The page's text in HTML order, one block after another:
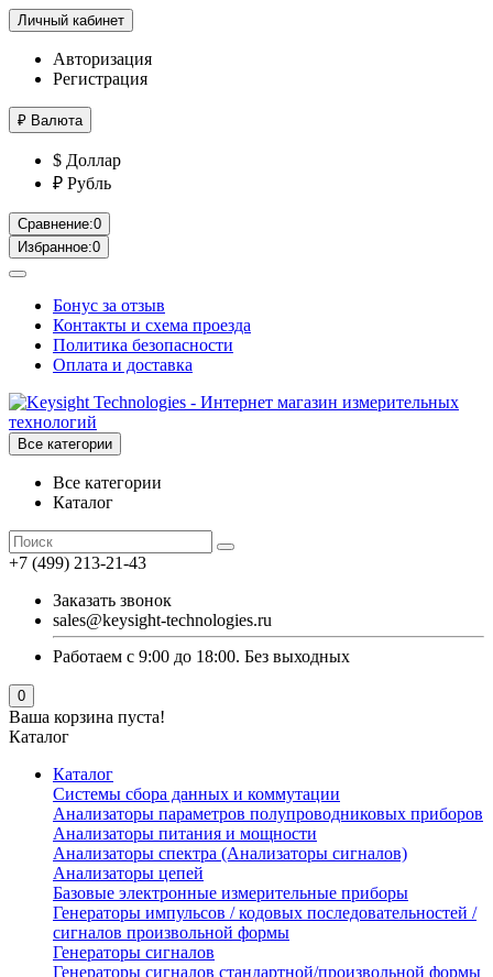
Личный кабинет
Авторизация
Регистрация
₽ Валюта
$ Доллар
₽ Рубль
Сравнение:0
Избранное:0
Бонус за отзыв
Контакты и схема проезда
Политика безопасности
Оплата и доставка
Все категории
Все категории
Каталог
+7 (499) 213-21-43
Заказать звонок
sales@keysight-technologies.ru
Работаем с 9:00 до 18:00. Без выходных
0
Ваша корзина пуста!
Каталог
Каталог
Cистемы сбора данных и коммутации
Анализаторы параметров полупроводниковых приборов
Анализаторы питания и мощности
Анализаторы спектра (Анализаторы сигналов)
Анализаторы цепей
Базовые электронные измерительные приборы
Генераторы импульсов / кодовых последовательностей /
сигналов произвольной формы
Генераторы сигналов
Генераторы сигналов стандартной/произвольной формы